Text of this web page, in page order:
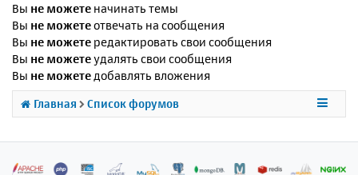
Вы не можете начинать темы
Вы не можетеотвечать на сообщения
Вы не можете редактировать свои сообщения
Вы не можетеудалять свои сообщения
Вы не можетедобавлять вложения
Главная Список форумов